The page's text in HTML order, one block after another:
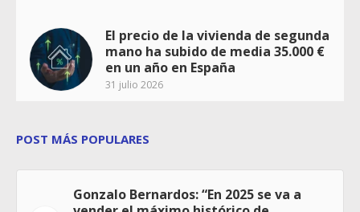
El precio de la vivienda de segunda
mano ha subido de media 35.000 €
en un año en España
31 julio 2026
POST MÁS POPULARES
Gonzalo Bernardos: “En 2025 se va a